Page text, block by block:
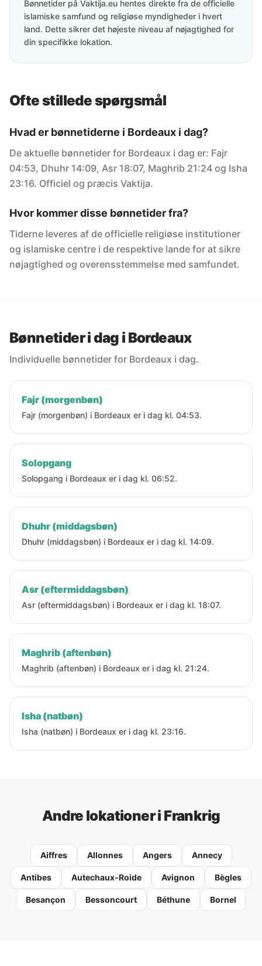
Bønnetider på Vaktija.eu hentes direkte fra de officielle
islamiske samfund og religiøse myndigheder i hvert
land. Dette sikrer det højeste niveau af nøjagtighed for
din specifikke lokation.
Ofte stillede spørgsmål
Hvad er bønnetiderne i Bordeaux i dag?
De aktuelle bønnetider for Bordeaux i dag er: Fajr
04:53, Dhuhr 14:09, Asr 18:07, Maghrib 21:24 og Isha
23:16. Officiel og præcis Vaktija.
Hvor kommer disse bønnetider fra?
Tiderne leveres af de officielle religiøse institutioner
og islamiske centre i de respektive lande for at sikre
nøjagtighed og overensstemmelse med samfundet.
Bønnetider i dag i Bordeaux
Individuelle bønnetider for Bordeaux i dag.
Fajr (morgenbøn)
Fajr (morgenbøn) i Bordeaux er i dag kl. 04:53.
Solopgang
Solopgang i Bordeaux er i dag kl. 06:52.
Dhuhr (middagsbøn)
Dhuhr (middagsbøn) i Bordeaux er i dag kl. 14:09.
Asr (eftermiddagsbøn)
Asr (eftermiddagsbøn) i Bordeaux er i dag kl. 18:07.
Maghrib (aftenbøn)
Maghrib (aftenbøn) i Bordeaux er i dag kl. 21:24.
Isha (natbøn)
Isha (natbøn) i Bordeaux er i dag kl. 23:16.
Andre lokationer i Frankrig
Aiffres Allonnes Angers Annecy
Antibes Autechaux-Roide Avignon Bègles
Besançon Bessoncourt Béthune Bornel